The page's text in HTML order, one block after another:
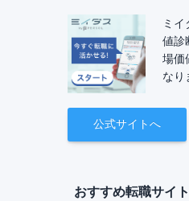
ミ
値診
場価
なり
公式サイトへ
おすすめ転職サイト